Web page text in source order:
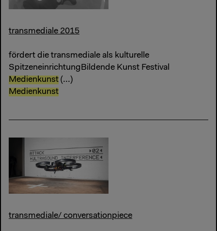
transmediale 2015
fördert die transmediale als kulturelle
SpitzeneinrichtungBildende Kunst Festival
Medienkunst (...)
Medienkunst
transmediale/ conversationpiece